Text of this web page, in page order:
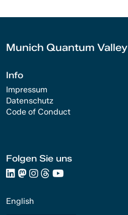
Munich Quantum Valley
Info
Impressum
Datenschutz
Code of Conduct
Folgen Sie uns
English